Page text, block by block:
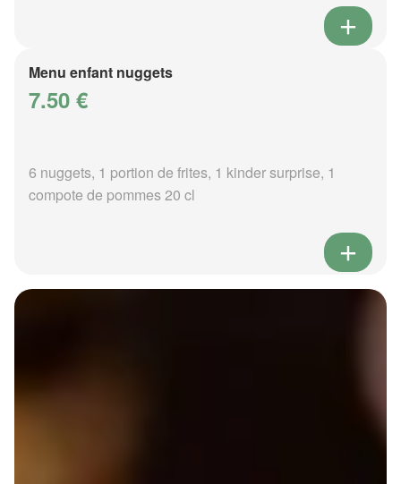
Menu enfant nuggets
7.50 €
6 nuggets, 1 portion de frites, 1 kinder surprise, 1
compote de pommes 20 cl